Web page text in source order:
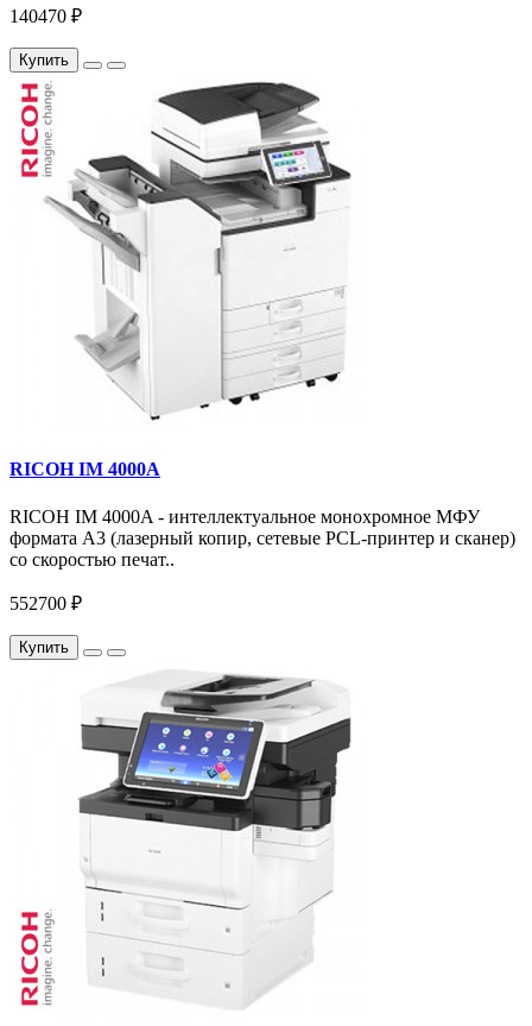
140470 ₽
Купить
RICOH IM 4000A
RICOH IM 4000A - интеллектуальное монохромное МФУ
формата А3 (лазерный копир, сетевые PCL-принтер и сканер)
со скоростью печат..
552700 ₽
Купить